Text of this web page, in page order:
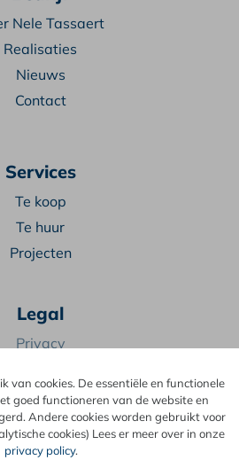
Nele Tassaert
Realisaties
Nieuws
Contact
Services
Te koop
Te huur
Projecten
Legal
Privacy
68 reviews 9,2
van cookies. De essentiële en functionele
goed functioneren van de website en
Andere cookies worden gebruikt voor
cookies) Lees er meer over in onze
privacy policy.